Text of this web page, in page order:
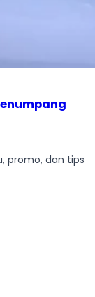
promo, dan tips